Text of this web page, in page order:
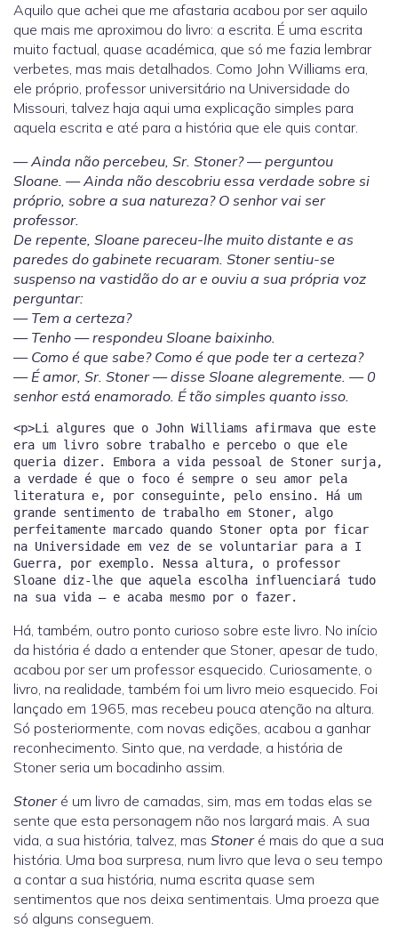
Aquilo que achei que me afastaria acabou por ser aquilo
que mais me aproximou do livro: a escrita. É uma escrita
muito factual, quase académica, que só me fazia lembrar
verbetes, mas mais detalhados. Como John Williams era,
ele próprio, professor universitário na Universidade do
Missouri, talvez haja aqui uma explicação simples para
aquela escrita e até para a história que ele quis contar.
— Ainda não percebeu, Sr. Stoner? — perguntou
Sloane. — Ainda não descobriu essa verdade sobre si
próprio, sobre a sua natureza? O senhor vai ser
professor.
De repente, Sloane pareceu-lhe muito distante e as
paredes do gabinete recuaram. Stoner sentiu-se
suspenso na vastidão do ar e ouviu a sua própria voz
perguntar:
— Tem a certeza?
— Tenho — respondeu Sloane baixinho.
— Como é que sabe? Como é que pode ter a certeza?
— É amor, Sr. Stoner — disse Sloane alegremente. — 0
senhor está enamorado. É tão simples quanto isso.
<p>Li algures que o John Williams afirmava que este
era um livro sobre trabalho e percebo o que ele
queria dizer. Embora a vida pessoal de Stoner surja,
a verdade é que o foco é sempre o seu amor pela
literatura e, por conseguinte, pelo ensino. Há um
grande sentimento de trabalho em Stoner, algo
perfeitamente marcado quando Stoner opta por ficar
na Universidade em vez de se voluntariar para a I
Guerra, por exemplo. Nessa altura, o professor
Sloane diz-lhe que aquela escolha influenciará tudo
Há, também, outro ponto curioso sobre este livro. No início
da história é dado a entender que Stoner, apesar de tudo,
acabou por ser um professor esquecido. Curiosamente, o
livro, na realidade, também foi um livro meio esquecido. Foi
lançado em 1965, mas recebeu pouca atenção na altura.
Só posteriormente, com novas edições, acabou a ganhar
reconhecimento. Sinto que, na verdade, a história de
Stoner seria um bocadinho assim.
Stoneré um livro de camadas, sim, mas em todas elas se
sente que esta personagem não nos largará mais. A sua
vida, a sua história, talvez, mas Stoneré mais do que a sua
história. Uma boa surpresa, num livro que leva o seu tempo
a contar a sua história, numa escrita quase sem
sentimentos que nos deixa sentimentais. Uma proeza que
só alguns conseguem.